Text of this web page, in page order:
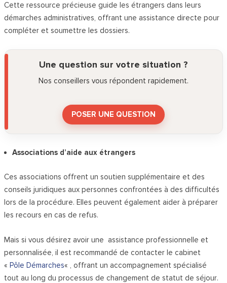
Cette ressource précieuse guide les étrangers dans leurs
démarches administratives, offrant une assistance directe pour
compléter et soumettre les dossiers.
Une question sur votre situation ?
Nos conseillers vous répondent rapidement.
POSER UNE QUESTION
Associations d’aide aux étrangers
Ces associations offrent un soutien supplémentaire et des
conseils juridiques aux personnes confrontées à des difficultés
lors de la procédure. Elles peuvent également aider à préparer
les recours en cas de refus.
Mais si vous désirez avoir une assistance professionnelle et
personnalisée, il est recommandé de contacter le cabinet
«Pôle Démarches« , offrant un accompagnement spécialisé
tout au long du processus de changement de statut de séjour.